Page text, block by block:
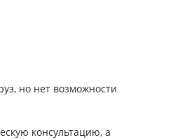
но нет возможности
консультацию, а